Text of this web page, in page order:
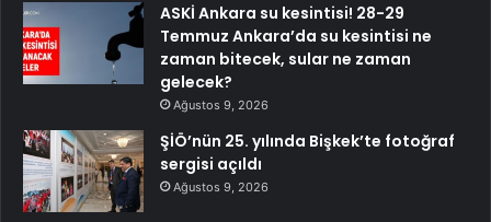
ASKİ Ankara su kesintisi! 28-29
Temmuz Ankara’da su kesintisi ne
zaman bitecek, sular ne zaman
gelecek?
Ağustos 9, 2026
ŞİÖ’nün 25. yılında Bişkek’te fotoğraf
sergisi açıldı
Ağustos 9, 2026